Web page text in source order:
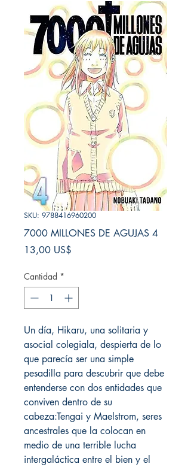
SKU: 9788416960200
7000 MILLONES DE AGUJAS 4
13,00 US$
Cantidad *
Un día, Hikaru, una solitaria y
asocial colegiala, despierta de lo
que parecía ser una simple
pesadilla para descubrir que debe
entenderse con dos entidades que
conviven dentro de su
cabeza:Tengai y Maelstrom, seres
ancestrales que la colocan en
medio de una terrible lucha
intergaláctica entre el bien y el